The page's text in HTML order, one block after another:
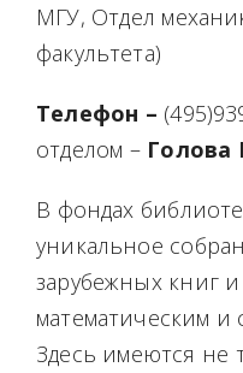
МГУ, Отдел
факультета)
Телефон –
отделом – Голова
В фондах
уникальное
зарубежных книг
математическим
Здесь имеются не